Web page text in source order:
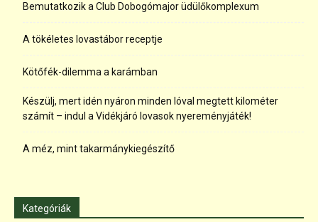
Bemutatkozik a Club Dobogómajor üdülőkomplexum
A tökéletes lovastábor receptje
Kötőfék-dilemma a karámban
Készülj, mert idén nyáron minden lóval megtett kilométer
számít – indul a Vidékjáró lovasok nyereményjáték!
A méz, mint takarmánykiegészítő
Kategóriák